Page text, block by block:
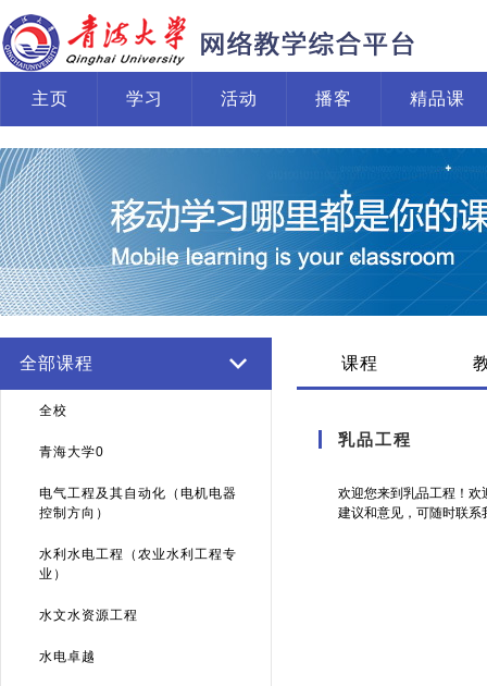
主页 学习 活动 播客 精品课
全部课程
全校
青海大学0
电气工程及其自动化（电机电器
控制方向）
水利水电工程（农业水利工程专
业）
水文水资源工程
水电卓越
课程
乳品工程
欢迎您来到乳品工程！
建议和意见，可随时联系